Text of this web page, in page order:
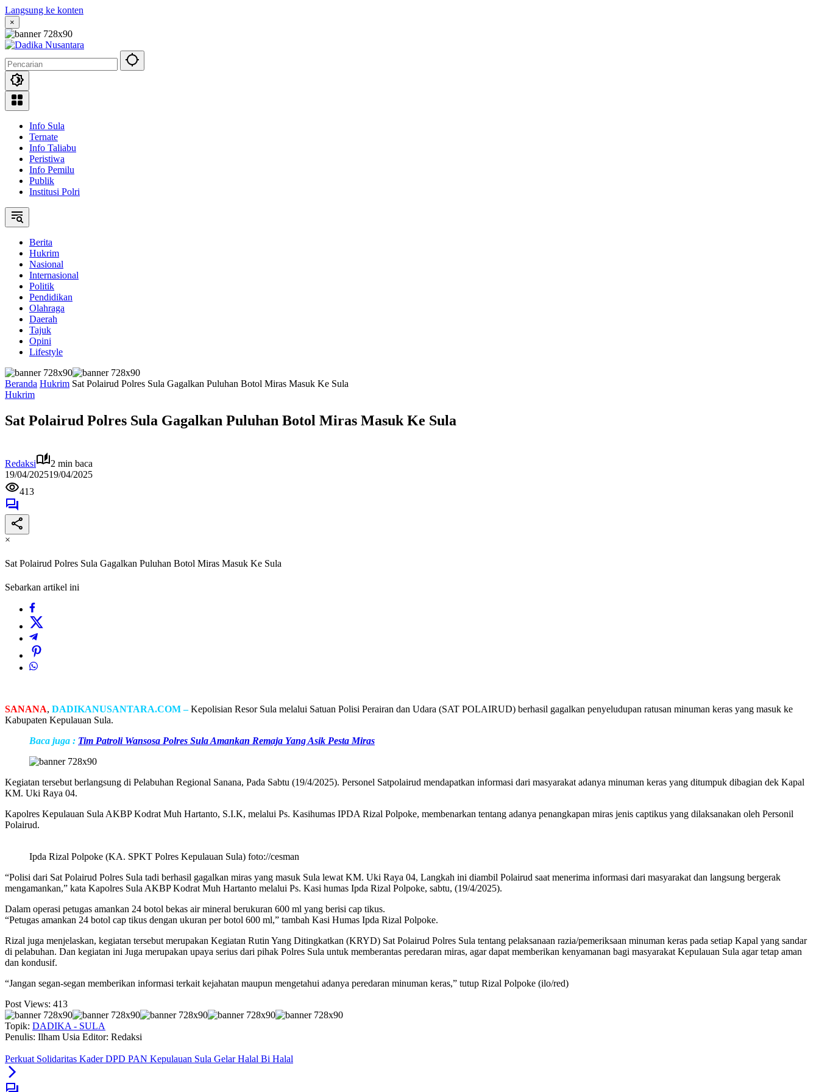
Langsung ke konten
×
Info Sula
Ternate
Info Taliabu
Peristiwa
Info Pemilu
Publik
Institusi Polri
Berita
Hukrim
Nasional
Internasional
Politik
Pendidikan
Olahraga
Daerah
Tajuk
Opini
Lifestyle
Beranda Hukrim Sat Polairud Polres Sula Gagalkan Puluhan Botol Miras Masuk Ke Sula
Hukrim
Sat Polairud Polres Sula Gagalkan Puluhan Botol Miras Masuk Ke Sula
Redaksi
2 min baca
19/04/202519/04/2025
413
×
Sat Polairud Polres Sula Gagalkan Puluhan Botol Miras Masuk Ke Sula
Sebarkan artikel ini
SANANA, DADIKANUSANTARA.COM –Kepolisian Resor Sula melalui Satuan Polisi Perairan dan Udara (SAT POLAIRUD) berhasil gagalkan penyeludupan ratusan minuman keras yang masuk ke
Kabupaten Kepulauan Sula.
Baca juga : Tim Patroli Wansosa Polres Sula Amankan Remaja Yang Asik Pesta Miras
Kegiatan tersebut berlangsung di Pelabuhan Regional Sanana, Pada Sabtu (19/4/2025). Personel Satpolairud mendapatkan informasi dari masyarakat adanya minuman keras yang ditumpuk dibagian dek Kapal
KM. Uki Raya 04.
Kapolres Kepulauan Sula AKBP Kodrat Muh Hartanto, S.I.K, melalui Ps. Kasihumas IPDA Rizal Polpoke, membenarkan tentang adanya penangkapan miras jenis captikus yang dilaksanakan oleh Personil
Polairud.
Ipda Rizal Polpoke (KA. SPKT Polres Kepulauan Sula) foto://cesman
“Polisi dari Sat Polairud Polres Sula tadi berhasil gagalkan miras yang masuk Sula lewat KM. Uki Raya 04, Langkah ini diambil Polairud saat menerima informasi dari masyarakat dan langsung bergerak
mengamankan,” kata Kapolres Sula AKBP Kodrat Muh Hartanto melalui Ps. Kasi humas Ipda Rizal Polpoke, sabtu, (19/4/2025).
Dalam operasi petugas amankan 24 botol bekas air mineral berukuran 600 ml yang berisi cap tikus.
“Petugas amankan 24 botol cap tikus dengan ukuran per botol 600 ml,” tambah Kasi Humas Ipda Rizal Polpoke.
Rizal juga menjelaskan, kegiatan tersebut merupakan Kegiatan Rutin Yang Ditingkatkan (KRYD) Sat Polairud Polres Sula tentang pelaksanaan razia/pemeriksaan minuman keras pada setiap Kapal yang sandar
di pelabuhan. Dan kegiatan ini Juga merupakan upaya serius dari pihak Polres Sula untuk memberantas peredaran miras, agar dapat memberikan kenyamanan bagi masyarakat Kepulauan Sula agar tetap aman
dan kondusif.
“Jangan segan-segan memberikan informasi terkait kejahatan maupun mengetahui adanya peredaran minuman keras,” tutup Rizal Polpoke (ilo/red)
Post Views: 413
Topik: DADIKA - SULA
Penulis: Ilham Usia Editor: Redaksi
Perkuat Solidaritas Kader DPD PAN Kepulauan Sula Gelar Halal Bi Halal